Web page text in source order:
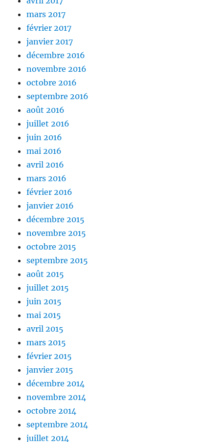
mars 2017
février 2017
janvier 2017
décembre 2016
novembre 2016
octobre 2016
septembre 2016
août 2016
juillet 2016
juin 2016
mai 2016
avril 2016
mars 2016
février 2016
janvier 2016
décembre 2015
novembre 2015
octobre 2015
septembre 2015
août 2015
juillet 2015
juin 2015
mai 2015
avril 2015
mars 2015
février 2015
janvier 2015
décembre 2014
novembre 2014
octobre 2014
septembre 2014
juillet 2014